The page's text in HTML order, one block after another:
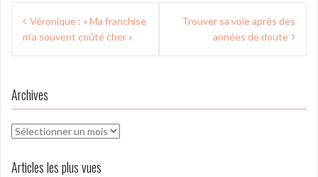
Navigation
deVéronique : « Ma franchise
m’a souvent coûté cher »
Trouver sa voie après des
années de doute
Archives
Archives
Articles les plus vues